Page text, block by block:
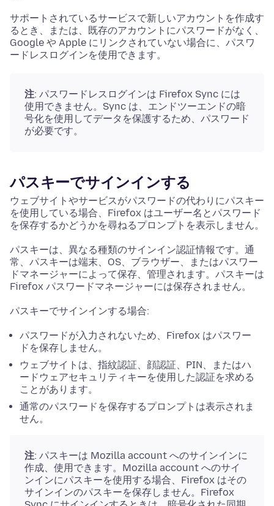
サポートされているサービスで新しいアカウントを作成す
るとき、または、既存のアカウントにパスワードがなく、
Google や Apple にリンクされていない場合に、パスワ
ードレスログインを使用できます。
注: パスワードレスログインは Firefox Sync には
使用できません。Sync は、エンドツーエンドの暗
号化を使用してデータを保護するため、パスワード
が必要です。
パスキーでサインインする
ウェブサイトやサービスがパスワードの代わりにパスキー
を使用している場合、Firefox はユーザー名とパスワード
を保存するかどうかを尋ねるプロンプトを表示しません。
パスキーは、異なる種類のサインイン認証情報です。通
常、パスキーは端末、OS、ブラウザー、またはパスワー
ドマネージャーによって保存、管理されます。パスキーは
Firefox パスワードマネージャーには保存されません。
パスキーでサインインする場合:
パスワードが入力されないため、Firefox はパスワー
ドを保存しません。
ウェブサイトは、指紋認証、顔認証、PIN、またはハ
ードウェアセキュリティキーを使用した認証を求める
ことがあります。
通常のパスワードを保存するプロンプトは表示されま
せん。
注: パスキーは Mozilla account へのサインインに
作成、使用できます。Mozilla account へのサイ
ンインにパスキーを使用する場合、Firefox はその
サインインのパスキーを保存しません。Firefox